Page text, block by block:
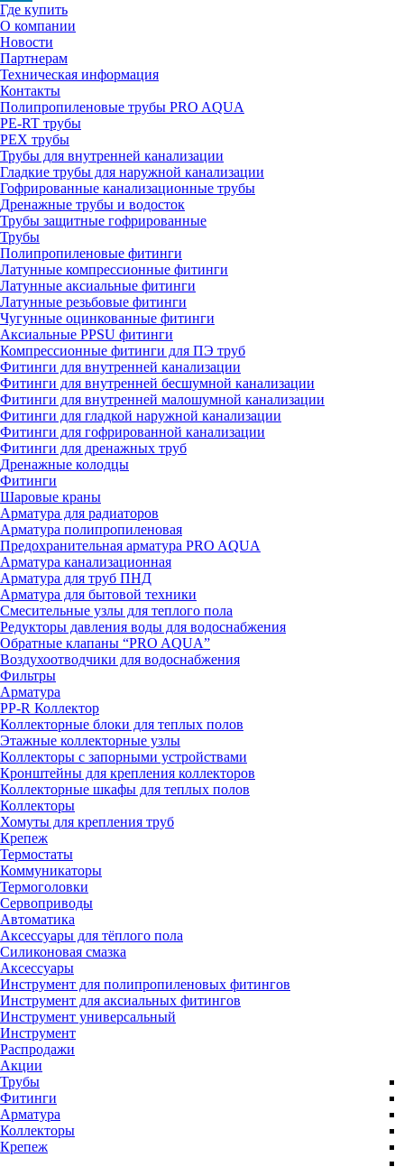
Где купить
О компании
Новости
Партнерам
Техническая информация
Контакты
Полипропиленовые трубы PRO AQUA
PE-RT трубы
PEX трубы
Трубы для внутренней канализации
Гладкие трубы для наружной канализации
Гофрированные канализационные трубы
Дренажные трубы и водосток
Трубы защитные гофрированные
Трубы
Полипропиленовые фитинги
Латунные компрессионные фитинги
Латунные аксиальные фитинги
Латунные резьбовые фитинги
Чугунные оцинкованные фитинги
Аксиальные PPSU фитинги
Компрессионные фитинги для ПЭ труб
Фитинги для внутренней канализации
Фитинги для внутренней бесшумной канализации
Фитинги для внутренней малошумной канализации
Фитинги для гладкой наружной канализации
Фитинги для гофрированной канализации
Фитинги для дренажных труб
Дренажные колодцы
Фитинги
Шаровые краны
Арматура для радиаторов
Арматура полипропиленовая
Предохранительная арматура PRO AQUA
Арматура канализационная
Арматура для труб ПНД
Арматура для бытовой техники
Смесительные узлы для теплого пола
Редукторы давления воды для водоснабжения
Обратные клапаны “PRO AQUA”
Воздухоотводчики для водоснабжения
Фильтры
Арматура
PP-R Коллектор
Коллекторные блоки для теплых полов
Этажные коллекторные узлы
Коллекторы с запорными устройствами
Кронштейны для крепления коллекторов
Коллекторные шкафы для теплых полов
Коллекторы
Хомуты для крепления труб
Крепеж
Термостаты
Коммуникаторы
Термоголовки
Сервоприводы
Автоматика
Аксессуары для тёплого пола
Силиконовая смазка
Аксессуары
Инструмент для полипропиленовых фитингов
Инструмент для аксиальных фитингов
Инструмент универсальный
Инструмент
Распродажи
Акции
Трубы
Фитинги
Арматура
Коллекторы
Крепеж